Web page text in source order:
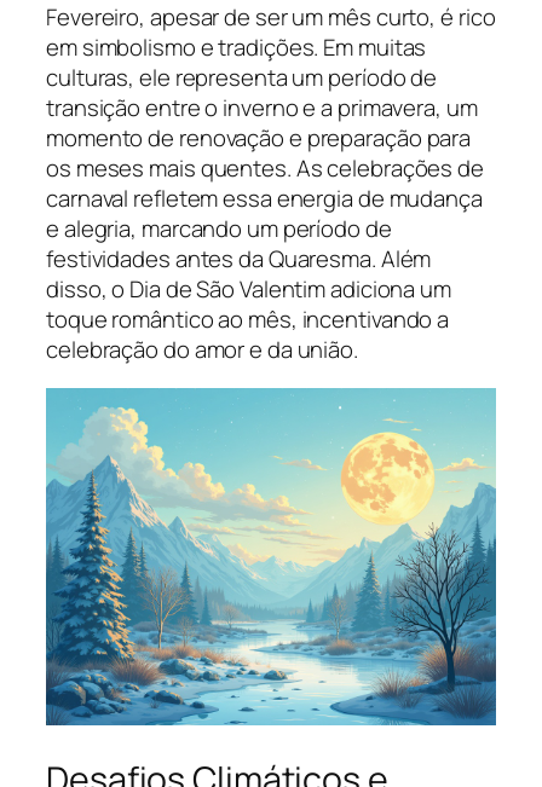
Fevereiro, apesar de ser um mês curto, é rico
em simbolismo e tradições. Em muitas
culturas, ele representa um período de
transição entre o inverno e a primavera, um
momento de renovação e preparação para
os meses mais quentes. As celebrações de
carnaval refletem essa energia de mudança
e alegria, marcando um período de
festividades antes da Quaresma. Além
disso, o Dia de São Valentim adiciona um
toque romântico ao mês, incentivando a
celebração do amor e da união.